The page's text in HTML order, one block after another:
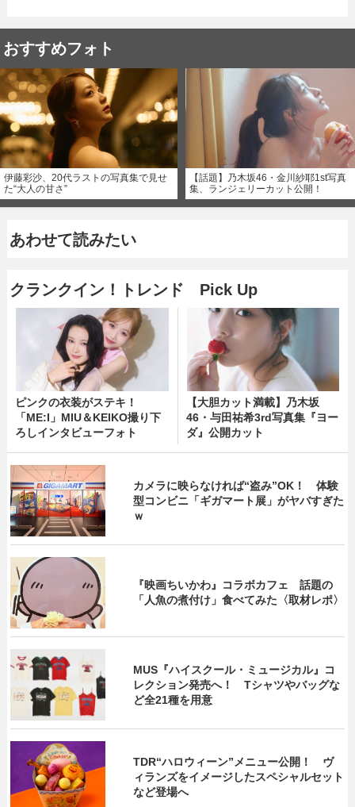
おすすめフォト
伊藤彩沙、20代ラストの写真集で見せ
た“大人の甘さ”
【話題】乃木坂46・金川紗耶1st写真
集、ランジェリーカット公開！
あわせて読みたい
クランクイン！トレンド Pick Up
ピンクの衣装がステキ！
「ME:I」MIU＆KEIKO撮り下
ろしインタビューフォト
【大胆カット満載】乃木坂
46・与田祐希3rd写真集『ヨー
ダ』公開カット
カメラに映らなければ“盗み”OK！ 体験
型コンビニ「ギガマート展」がヤバすぎた
ｗ
『映画ちいかわ』コラボカフェ 話題の
「人魚の煮付け」食べてみた〈取材レポ〉
MUS『ハイスクール・ミュージカル』コ
レクション発売へ！ Tシャツやバッグな
ど全21種を用意
TDR“ハロウィーン”メニュー公開！ ヴ
ィランズをイメージしたスペシャルセット
など登場へ